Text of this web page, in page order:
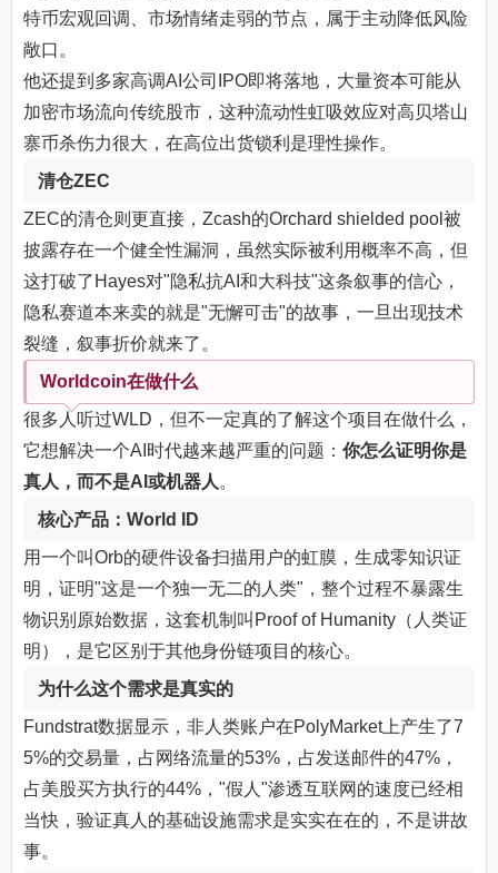
特币宏观回调、市场情绪走弱的节点，属于主动降低风险
敞口。
他还提到多家高调AI公司IPO即将落地，大量资本可能从
加密市场流向传统股市，这种流动性虹吸效应对高贝塔山
寨币杀伤力很大，在高位出货锁利是理性操作。
清仓ZEC
ZEC的清仓则更直接，Zcash的Orchard shielded pool被
披露存在一个健全性漏洞，虽然实际被利用概率不高，但
这打破了Hayes对"隐私抗AI和大科技"这条叙事的信心，
隐私赛道本来卖的就是"无懈可击"的故事，一旦出现技术
裂缝，叙事折价就来了。
Worldcoin在做什么
很多人听过WLD，但不一定真的了解这个项目在做什么，
它想解决一个AI时代越来越严重的问题： 你怎么证明你是
真人，而不是AI或机器人 。
核心产品：World ID
用一个叫Orb的硬件设备扫描用户的虹膜，生成零知识证
明，证明"这是一个独一无二的人类"，整个过程不暴露生
物识别原始数据，这套机制叫Proof of Humanity（人类证
明），是它区别于其他身份链项目的核心。
为什么这个需求是真实的
Fundstrat数据显示，非人类账户在PolyMarket上产生了7
5%的交易量，占网络流量的53%，占发送邮件的47%，
占美股买方执行的44%，"假人"渗透互联网的速度已经相
当快，验证真人的基础设施需求是实实在在的，不是讲故
事。